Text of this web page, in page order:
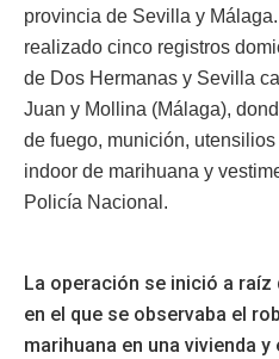
provincia de Sevilla y
realizado cinco registros
de Dos Hermanas y Sevilla
Juan y Mollina (Málaga),
de fuego, munición,
indoor de marihuana y
Policía Nacional.
La operación se inició a
en el que se observaba el
marihuana en una vivienda